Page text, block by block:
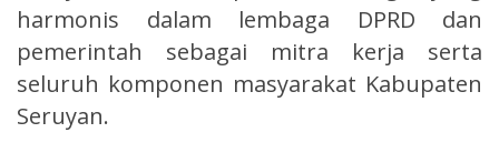
harmonis dalam lembaga DPRD dan
pemerintah sebagai mitra kerja serta
seluruh komponen masyarakat Kabupaten
Seruyan.